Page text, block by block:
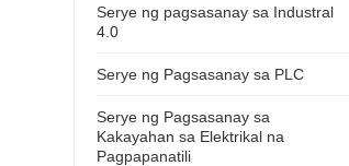
Serye ng pagsasanay sa Industral
4.0
Serye ng Pagsasanay sa PLC
Serye ng Pagsasanay sa
Kakayahan sa Elektrikal na
Pagpapanatili